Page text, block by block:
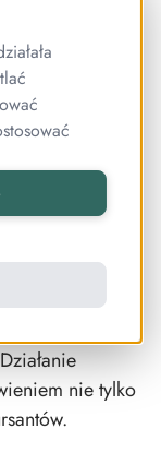
dokładniej
możesz
np. link
innego
itp.
szkolenia
Działanie
nie tylko